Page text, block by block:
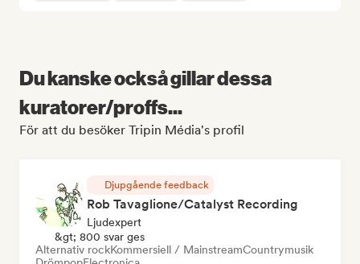
Du kanske också gillar dessa
kuratorer/proffs...
För att du besöker Tripin Média's profil
Djupgående feedback
Rob Tavaglione/Catalyst Recording
Ljudexpert
&gt; 800 svar ges
Alternativ rockKommersiell / MainstreamCountrymusik